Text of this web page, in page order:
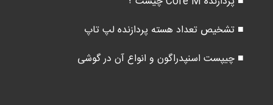
■ تشخیص تعداد هسته پردازنده لپ تاپ
■ چیپست اسنپدراگون و انواع آن در گوشی